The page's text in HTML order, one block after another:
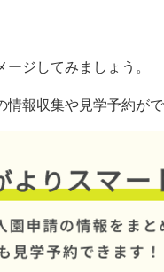
ジしてみましょう。
報収集や見学予約がで